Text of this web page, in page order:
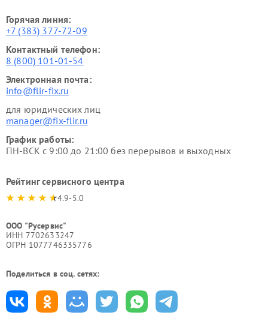
Горячая линия:
+7 (383) 377-72-09
Контактный телефон:
8 (800) 101-01-54
Электронная почта:
info@flir-fix.ru
для юридических лиц
manager@fix-flir.ru
График работы:
ПН-ВСК с 9:00 до 21:00 без перерывов и выходных
Рейтинг сервисного центра
4.9-5.0
ООО "Русервис"
ИНН 7702633247
ОГРН 1077746335776
Поделиться в соц. сетях: